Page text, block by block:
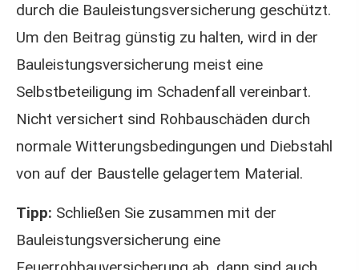
durch die Bauleistungsversicherung geschützt.
Um den Beitrag günstig zu halten, wird in der
Bauleistungsversicherung meist eine
Selbstbeteiligung im Schadenfall vereinbart.
Nicht versichert sind Rohbauschäden durch
normale Witterungsbedingungen und Diebstahl
von auf der Baustelle gelagertem Material.
Tipp: Schließen Sie zusammen mit der
Bauleistungsversicherung eine